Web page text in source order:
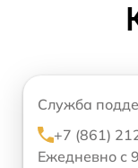
Служба
+7 (861)
Ежедневно с